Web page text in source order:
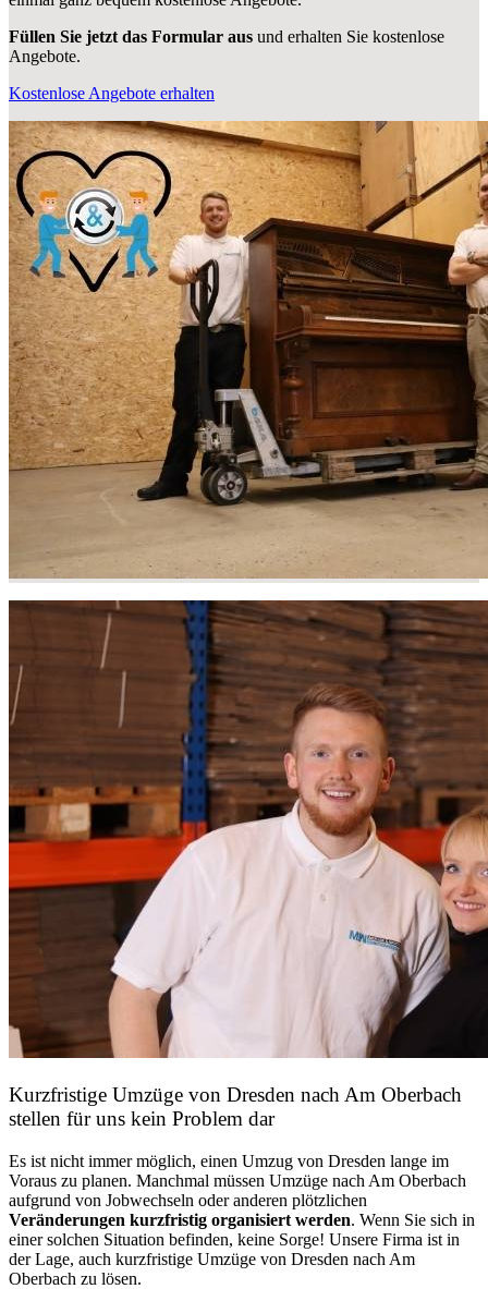
Füllen Sie jetzt das Formular aus und erhalten Sie kostenlose
Angebote.
Kostenlose Angebote erhalten
Kurzfristige Umzüge von Dresden nach Am Oberbach
stellen für uns kein Problem dar
Es ist nicht immer möglich, einen Umzug von Dresden lange im
Voraus zu planen. Manchmal müssen Umzüge nach Am Oberbach
aufgrund von Jobwechseln oder anderen plötzlichen
Veränderungen kurzfristig organisiert werden. Wenn Sie sich in
einer solchen Situation befinden, keine Sorge! Unsere Firma ist in
der Lage, auch kurzfristige Umzüge von Dresden nach Am
Oberbach zu lösen.